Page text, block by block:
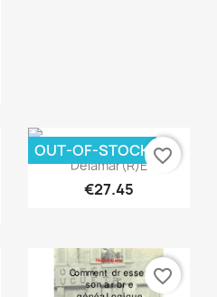
Quick view
Delamar(r)e
€27.45
OUT-OF-STOCK favorite_border
favorite_border